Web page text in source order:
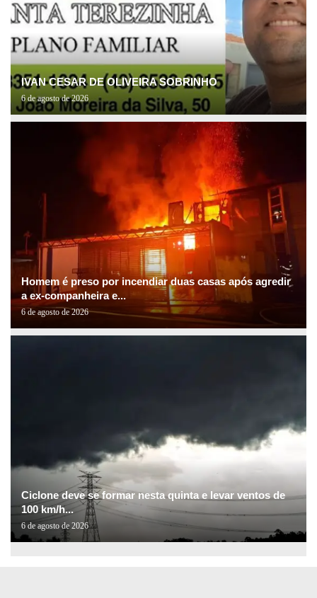
IVAN CESAR DE OLIVEIRA SOBRINHO
6 de agosto de 2026
Homem é preso por incendiar duas casas após agredir
a ex-companheira e...
6 de agosto de 2026
Ciclone deve se formar nesta quinta e levar ventos de
100 km/h...
6 de agosto de 2026